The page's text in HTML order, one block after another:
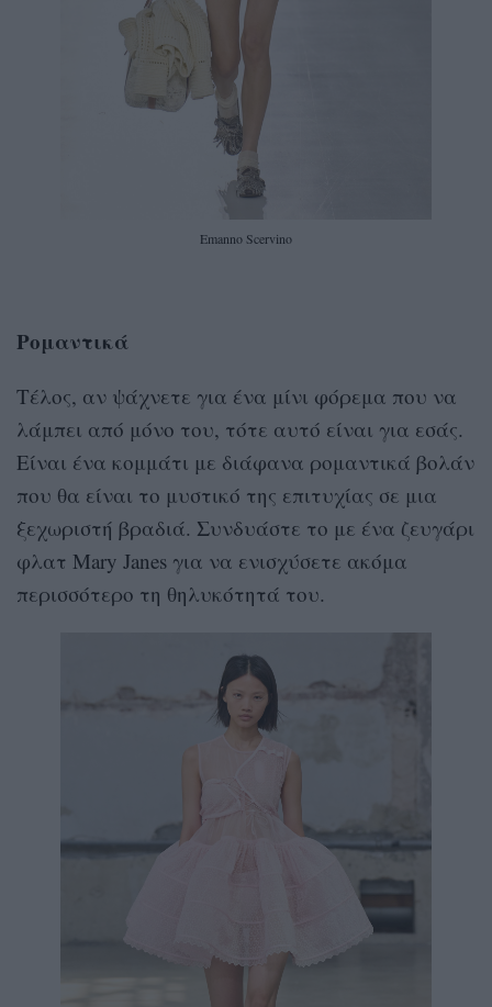
Emanno Scervino
Ρομαντικά
Τέλος, αν ψάχνετε για ένα μίνι φόρεμα που να
λάμπει από μόνο του, τότε αυτό είναι για εσάς.
Είναι ένα κομμάτι με διάφανα ρομαντικά βολάν
που θα είναι το μυστικό της επιτυχίας σε μια
ξεχωριστή βραδιά. Συνδυάστε το με ένα ζευγάρι
φλατ Mary Janes για να ενισχύσετε ακόμα
περισσότερο τη θηλυκότητά του.